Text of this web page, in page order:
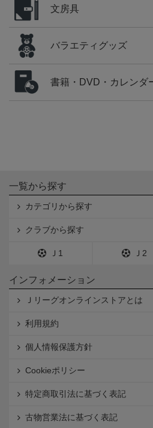
文房具
バラエティグッズ
書籍・DVD・カレンダ
一覧から探す
カテゴリから探す
クラブから探す
Ｊ1 Ｊ2
インフォメーション
Ｊリーグオンラインストアとは
利用規約
個人情報保護方針
Cookieポリシー
特定商取引法に基づく表記
古物営業法に基づく表記